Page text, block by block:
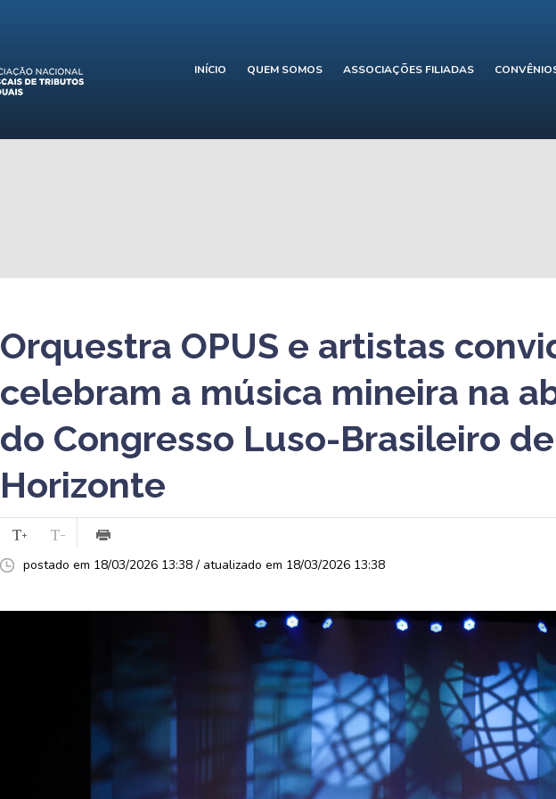
INÍCIO QUEM SOMOS ASSOCIAÇÕES FILIADAS
Orquestra OPUS e artistas
celebram a música mineira na
do Congresso Luso-Brasileiro
Horizonte
postado em 18/03/2026 13:38 / atualizado em 18/03/2026 13:38